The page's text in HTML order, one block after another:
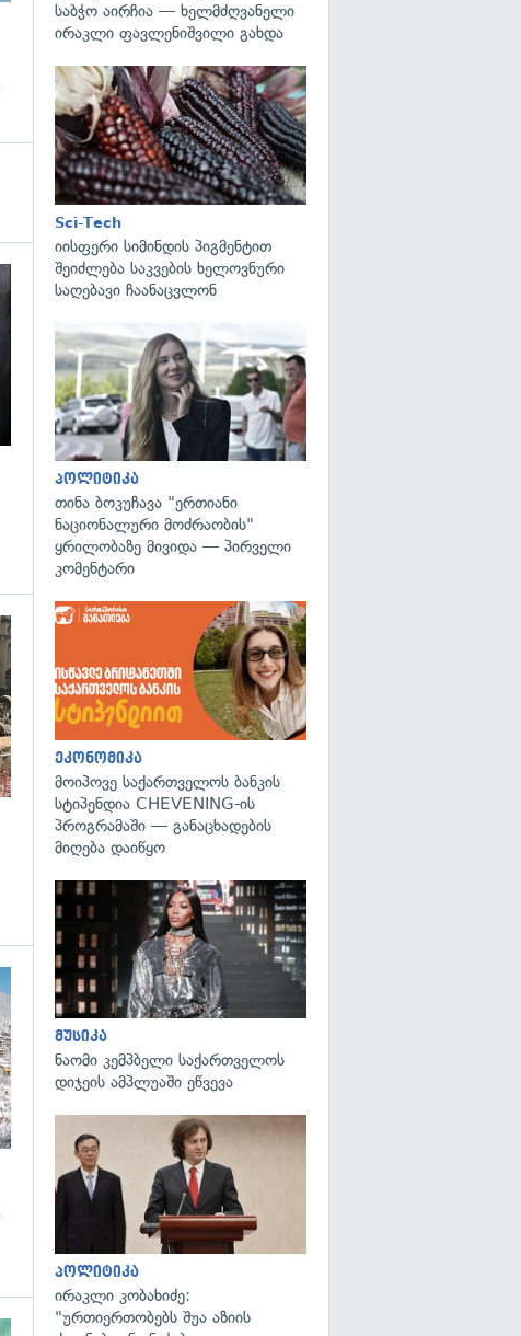
გადახედვა
გადახედვა
საბჭო აირჩია — ხელმძღვანელი
ირაკლი ფავლენიშვილი გახდა
Sci-Tech
იისფერი სიმინდის პიგმენტით
შეიძლება საკვების ხელოვნური
საღებავი ჩაანაცვლონ
პოლიტიკა
თინა ბოკუჩავა "ერთიანი
ნაციონალური მოძრაობის"
ყრილობაზე მივიდა — პირველი
კომენტარი
ეკონომიკა
მოიპოვე საქართველოს ბანკის
სტიპენდია CHEVENING-ის
პროგრამაში — განაცხადების
მიღება დაიწყო
მუსიკა
ნაომი კემპბელი საქართველოს
დიჯეის ამპლუაში ეწვევა
პოლიტიკა
ირაკლი კობახიძე:
"ურთიერთობებს შუა აზიის